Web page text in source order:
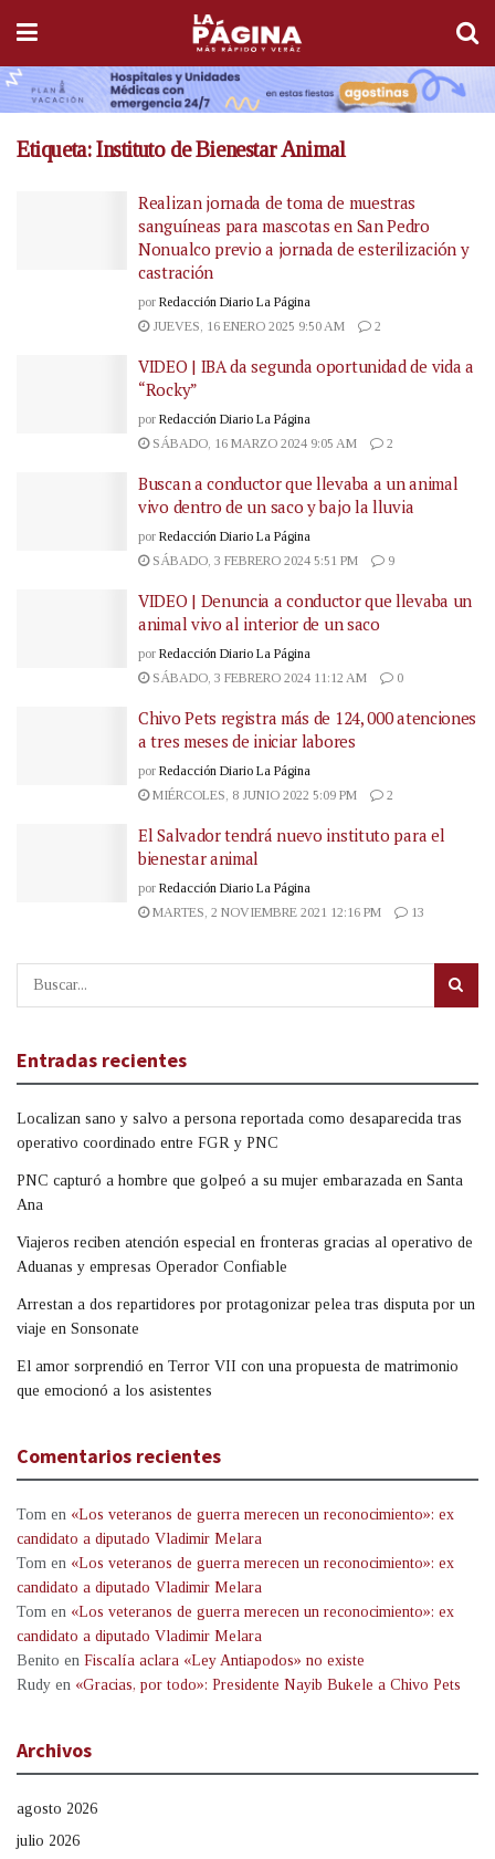
Etiqueta:Instituto de Bienestar Animal
Realizan jornada de toma de muestras
sanguíneas para mascotas en San Pedro
Nonualco previo a jornada de esterilización y
castración
por Redacción Diario La Página
JUEVES, 16 ENERO 2025 9:50 AM
2
VIDEO | IBA da segunda oportunidad de vida a
“Rocky”
por Redacción Diario La Página
SÁBADO, 16 MARZO 2024 9:05 AM
2
Buscan a conductor que llevaba a un animal
vivo dentro de un saco y bajo la lluvia
por Redacción Diario La Página
SÁBADO, 3 FEBRERO 2024 5:51 PM
9
VIDEO | Denuncia a conductor que llevaba un
animal vivo al interior de un saco
por Redacción Diario La Página
SÁBADO, 3 FEBRERO 2024 11:12 AM
0
Chivo Pets registra más de 124, 000 atenciones
a tres meses de iniciar labores
por Redacción Diario La Página
MIÉRCOLES, 8 JUNIO 2022 5:09 PM
2
El Salvador tendrá nuevo instituto para el
bienestar animal
por Redacción Diario La Página
MARTES, 2 NOVIEMBRE 2021 12:16 PM
13
Entradas recientes
Localizan sano y salvo a persona reportada como desaparecida tras
operativo coordinado entre FGR y PNC
PNC capturó a hombre que golpeó a su mujer embarazada en Santa
Ana
Viajeros reciben atención especial en fronteras gracias al operativo de
Aduanas y empresas Operador Confiable
Arrestan a dos repartidores por protagonizar pelea tras disputa por un
viaje en Sonsonate
El amor sorprendió en Terror VII con una propuesta de matrimonio
que emocionó a los asistentes
Comentarios recientes
Tom en «Los veteranos de guerra merecen un reconocimiento»: ex
candidato a diputado Vladimir Melara
Tom en «Los veteranos de guerra merecen un reconocimiento»: ex
candidato a diputado Vladimir Melara
Tom en «Los veteranos de guerra merecen un reconocimiento»: ex
candidato a diputado Vladimir Melara
Benito en Fiscalía aclara «Ley Antiapodos» no existe
Rudy en «Gracias, por todo»: Presidente Nayib Bukele a Chivo Pets
Archivos
agosto 2026
julio 2026